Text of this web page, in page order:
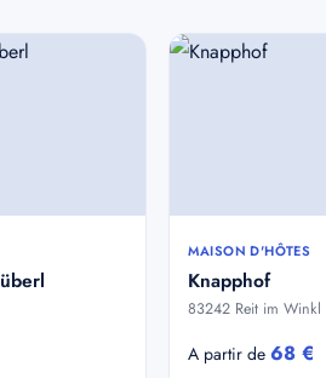
MAISON D'HÔTES
Knapphof
83242 Reit im Winkl
A partir de 68 €